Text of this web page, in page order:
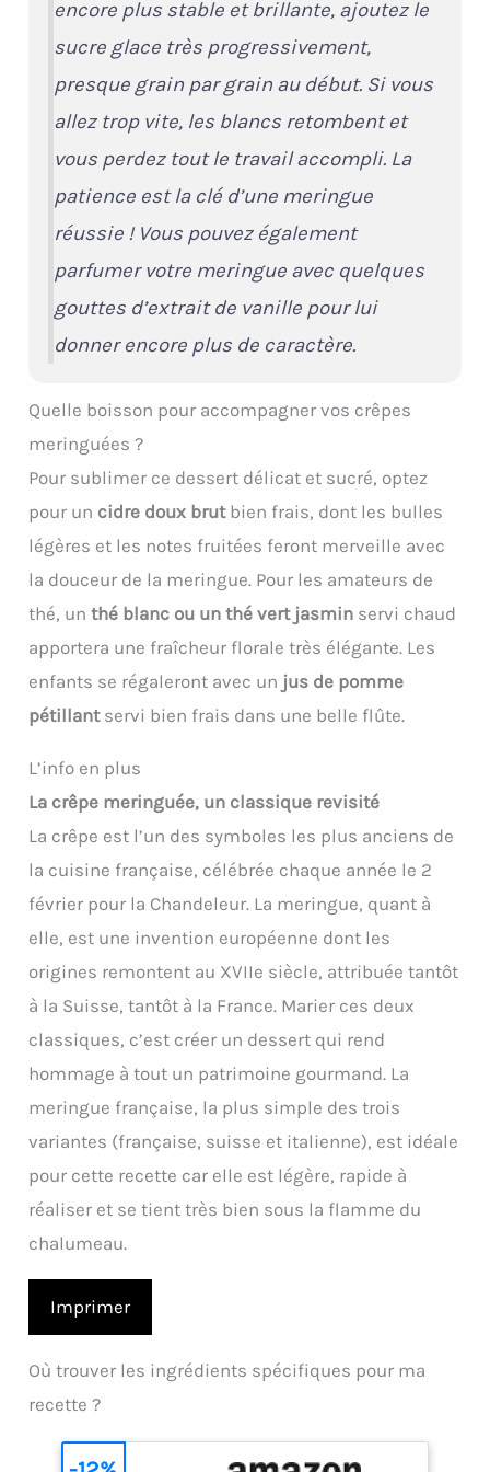
encore plus stable et brillante, ajoutez le
sucre glace très progressivement,
presque grain par grain au début. Si vous
allez trop vite, les blancs retombent et
vous perdez tout le travail accompli. La
patience est la clé d’une meringue
réussie ! Vous pouvez également
parfumer votre meringue avec quelques
gouttes d’extrait de vanille pour lui
donner encore plus de caractère.
Quelle boisson pour accompagner vos crêpes
meringuées ?
Pour sublimer ce dessert délicat et sucré, optez
pour un cidre doux brutbien frais, dont les bulles
légères et les notes fruitées feront merveille avec
la douceur de la meringue. Pour les amateurs de
thé, unthé blanc ou un thé vert jasmin servi chaud
apportera une fraîcheur florale très élégante. Les
enfants se régaleront avec un jus de pomme
pétillantservi bien frais dans une belle flûte.
L’info en plus
La crêpe meringuée, un classique revisité
La crêpe est l’un des symboles les plus anciens de
la cuisine française, célébrée chaque année le 2
février pour la Chandeleur. La meringue, quant à
elle, est une invention européenne dont les
origines remontent au XVIIe siècle, attribuée tantôt
à la Suisse, tantôt à la France. Marier ces deux
classiques, c’est créer un dessert qui rend
hommage à tout un patrimoine gourmand. La
meringue française, la plus simple des trois
variantes (française, suisse et italienne), est idéale
pour cette recette car elle est légère, rapide à
réaliser et se tient très bien sous la flamme du
chalumeau.
Imprimer
Où trouver les ingrédients spécifiques pour ma
recette ?